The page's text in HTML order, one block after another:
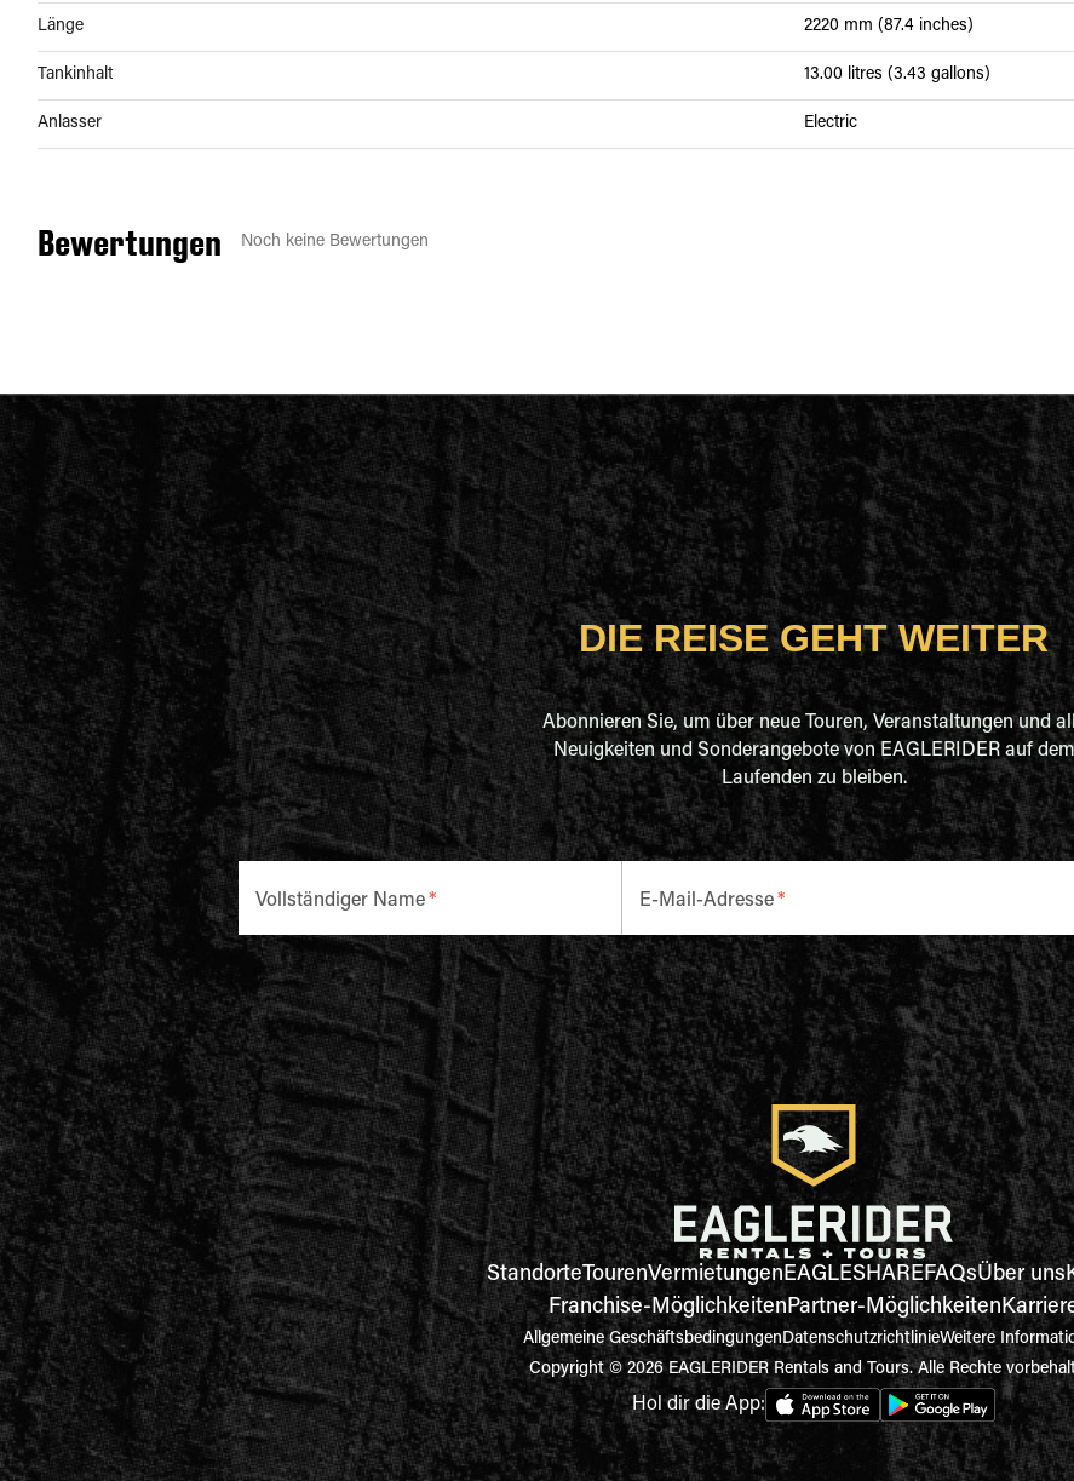
Länge 2220 mm (87.4 inches)
Tankinhalt 13.00 litres (3.43 gallons)
Anlasser Electric
Bewertungen Noch keine Bewertungen
DIE REISE GEHT WEITER
Abonnieren Sie, um über neue Touren, Veranstaltungen und
Neuigkeiten und Sonderangebote von EAGLERIDER auf dem
Laufenden zu bleiben.
Vollständiger Name * E-Mail-Adresse *
StandorteTourenVermietungenEAGLESHAREFAQsÜber uns
Franchise-MöglichkeitenPartner-Möglichkeiten
Allgemeine GeschäftsbedingungenDatenschutzrichtlinieWeitere
Copyright © 2026 EAGLERIDER Rentals and Tours. Alle Rechte
Hol dir die App: